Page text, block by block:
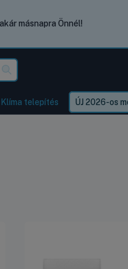
másnapra Önnél!
Klíma telepítés ÚJ 2026-os